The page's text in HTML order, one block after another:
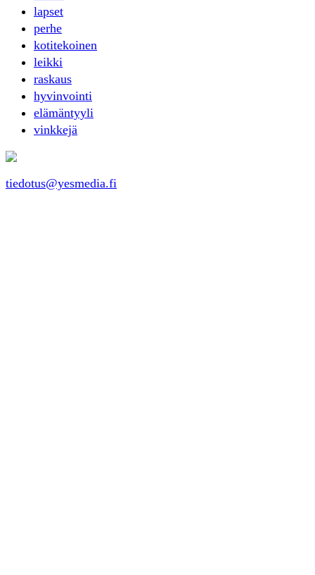
lapset
perhe
kotitekoinen
leikki
raskaus
hyvinvointi
elämäntyyli
vinkkejä
tiedotus@yesmedia.fi